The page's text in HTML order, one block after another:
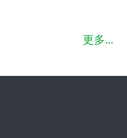
更多...